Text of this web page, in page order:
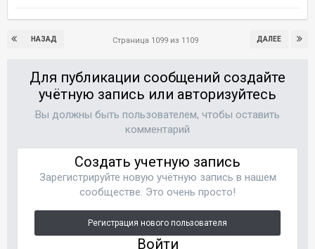
НАЗАД ДАЛЕЕ
Страница 1099 из 1109
Для публикации сообщений создайте
учётную запись или авторизуйтесь
Вы должны быть пользователем, чтобы оставить
комментарий
Создать учетную запись
Зарегистрируйте новую учётную запись в нашем
сообществе. Это очень просто!
Регистрация нового пользователя
Войти